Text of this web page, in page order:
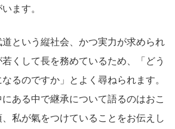
ます。
という縦社会、かつ実力が求められ
くして長を務めているため、「どう
るのですか」とよく尋ねられます。
ある中で継承について語るのはおこ
私が氣をつけていることをお伝えし